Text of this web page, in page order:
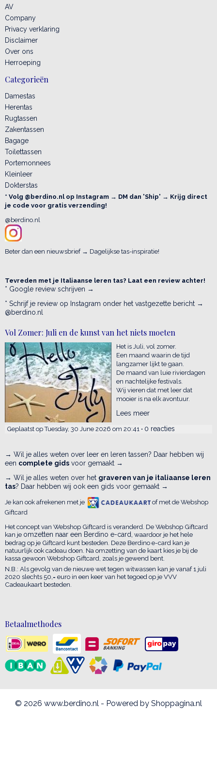
AV
Company
Privacy verklaring
Disclaimer
Over ons
Herroeping
Categorieën
Damestas
Herentas
Rugtassen
Zakentassen
Bagage
Toilettassen
Portemonnees
Kleinleer
Dokterstas
* Volg @berdino.nl op Instagram → DM dan 'Ship' → Krijg direct
je code voor gratis verzending!
@berdino.nl
Beter dan een nieuwsbrief → Dagelijkse tas-inspiratie!
Tevreden met je Italiaanse leren tas? Laat een review achter!
* Google review schrijven →
* Schrijf je review op Instagram onder het vastgezette bericht →
@berdino.nl
Vol Zomer: Juli en de kunst van het niets moeten
Het is Juli, vol zomer.
Een maand waarin de tijd
langzamer lijkt te gaan.
De maand van luie rivierdagen
en nachtelijke festivals.
Wij vieren dat met leer dat
mooier is na elk avontuur.
Lees meer
Geplaatst op Tuesday, 30 June 2026 om 20:41 • 0 reacties
→ Wil je alles weten over leer en leren tassen? Daar hebben wij
een complete gids voor gemaakt →
→ Wil je alles weten over het graveren van je italiaanse leren
tas? Daar hebben wij ook een gids voor gemaakt →
Je kan ook afrekenen met je
of met de Webshop
Giftcard
Het concept van Webshop Giftcard is veranderd. De Webshop Giftcard
kan je omzetten naar een Berdino e-card, waardoor je het hele
bedrag op je Giftcard kunt besteden. Deze Berdino e-card kan je
natuurlijk ook cadeau doen. Na omzetting van de kaart kies je bij de
kassa gewoon Webshop Giftcard, zoals je gewend bent.
N.B.: Als gevolg van de nieuwe wet tegen witwassen kan je vanaf 1 juli
2020 slechts 50,= euro in een keer van het tegoed op je VVV
Cadeaukaart besteden.
Betaalmethodes
© 2026 www.berdino.nl - Powered by Shoppagina.nl